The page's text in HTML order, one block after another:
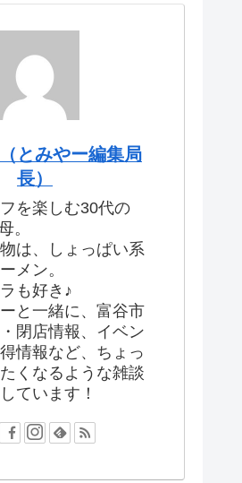
とみやー編集局
長）
を楽しむ30代の
。
は、しょっぱい系
メン。
も好き♪
と一緒に、富谷市
閉店情報、イベン
情報など、ちょっ
くなるような雑談
ています！